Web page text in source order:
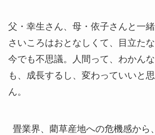
父・幸生さん、母・依子さんと一
さいころはおとなしくて、目立た
今でも不思議。人間って、わかん
も、成長するし、変わっていいと
ん。
畳業界、藺草産地への危機感か